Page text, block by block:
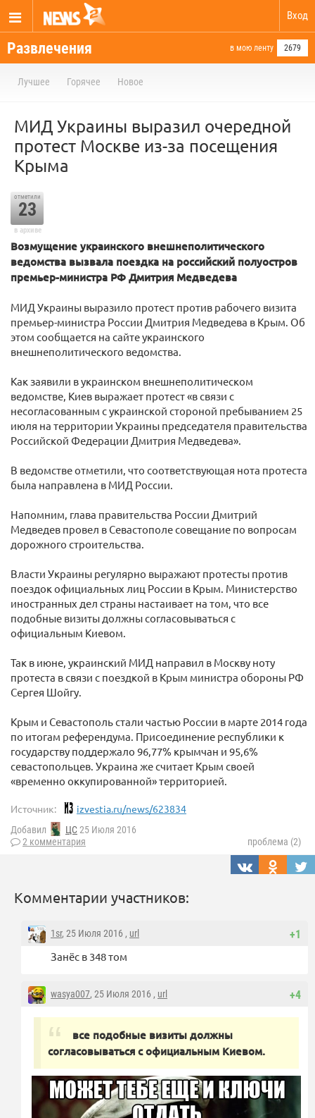
Вход
Развлечения в мою ленту 2679
Лучшее Горячее Новое
МИД Украины выразил очередной
протест Москве из-за посещения
Крыма
отметили
23
в архиве
Возмущение украинского внешнеполитического
ведомства вызвала поездка на российский полуостров
премьер-министра РФ Дмитрия Медведева
МИД Украины выразило протест против рабочего визита
премьер-министра России Дмитрия Медведева в Крым. Об
этом сообщается на сайте украинского
внешнеполитического ведомства.
Как заявили в украинском внешнеполитическом
ведомстве, Киев выражает протест «в связи с
несогласованным с украинской стороной пребыванием 25
июля на территории Украины председателя правительства
Российской Федерации Дмитрия Медведева».
В ведомстве отметили, что соответствующая нота протеста
была направлена в МИД России.
Напомним, глава правительства России Дмитрий
Медведев провел в Севастополе совещание по вопросам
дорожного строительства.
Власти Украины регулярно выражают протесты против
поездок официальных лиц России в Крым. Министерство
иностранных дел страны настаивает на том, что все
подобные визиты должны согласовываться с
официальным Киевом.
Так в июне, украинский МИД направил в Москву ноту
протеста в связи с поездкой в Крым министра обороны РФ
Сергея Шойгу.
Крым и Севастополь стали частью России в марте 2014 года
по итогам референдума. Присоединение республики к
государству поддержало 96,77% крымчан и 95,6%
севастопольцев. Украина же считает Крым своей
«временно оккупированной» территорией.
Источник: izvestia.ru/news/623834
Добавил ЦС25 Июля 2016
2 комментария
проблема (2)
Комментарии участников:
+1
1sr, 25 Июля 2016 , url
Занёс в 348 том
+4
wasya007, 25 Июля 2016 , url
все подобные визиты должны
согласовываться с официальным Киевом.